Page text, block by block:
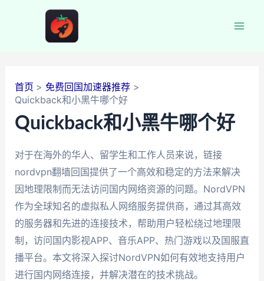
首页
免费回国加速器推荐
Quickback和小黑牛哪个好
Quickback和小黑牛哪个好
对于在海外的华人、留学生和工作人员来说，链接
nordvpn翻墙回国提供了一个高效和稳定的方法来解决
因地理限制而无法访问国内网络资源的问题。NordVPN
作为全球知名的虚拟私人网络服务提供商，通过其高效
的服务器和先进的连接技术，帮助用户轻松绕过地理限
制，访问国内影视APP、音乐APP、热门游戏以及国服直
播平台。本文将深入探讨NordVPN如何有效地支持用户
进行国内网络连接，并解决潜在的技术挑战。